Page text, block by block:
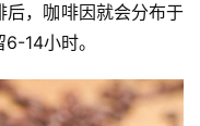
后，咖啡因就会分布于
14小时。